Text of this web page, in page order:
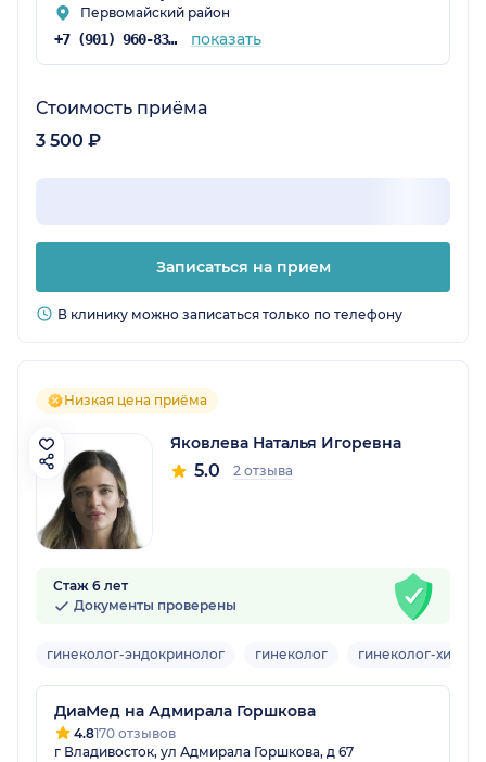
Первомайский район
+7 (901) 960-83-48 показать
Стоимость приёма
3 500 ₽
Записаться на прием
В клинику можно записаться только по телефону
Низкая цена приёма
Яковлева Наталья Игоревна
5.0 2 отзыва
Стаж 6 лет
Документы проверены
гинеколог-эндокринолог гинеколог гинеколог-хирург
ДиаМед на Адмирала Горшкова
4.8170 отзывов
г Владивосток, ул Адмирала Горшкова, д 67